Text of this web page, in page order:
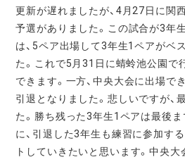
更新が遅れましたが、4月27日に関
予選がありました。この試合が3年
は、5ペア出場して3年生1ペアがベ
た。これで5月31日に蜻蛉池公園で
できます。一方、中央大会に出場で
引退となりました。悲しいですが、
た。勝ち残った3年生1ペアは最後
に、引退した3年生も練習に参加す
トしていきたいと思います。中央